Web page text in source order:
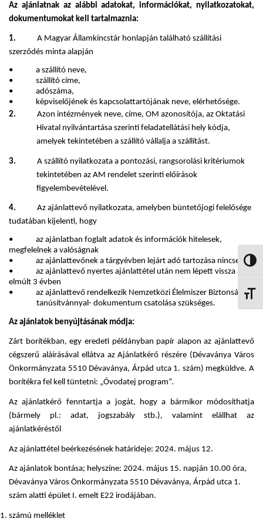
Az ajánlatnak az alábbi adatokat, információkat, nyilatkozatokat,
dokumentumokat kell tartalmaznia:
1. A Magyar Államkincstár honlapján található szállítási
szerződés minta alapján
• a szállító neve,
• szállító címe,
• adószáma,
• képviselőjének és kapcsolattartójának neve, elérhetősége.
2. Azon intézmények neve, címe, OM azonosítója, az Oktatási
Hivatal nyilvántartása szerinti feladatellátási hely kódja,
amelyek tekintetében a szállító vállalja a szállítást.
3. A szállító nyilatkozata a pontozási, rangsorolási kritériumok
tekintetében az AM rendelet szerinti előírások
figyelembevételével.
4. Az ajánlattevő nyilatkozata, amelyben büntetőjogi felelősége
tudatában kijelenti, hogy
• az ajánlatban foglalt adatok és információk hitelesek,
megfelelnek a valóságnak
• az ajánlattevőnek a tárgyévben lejárt adó tartozása nincsen
• az ajánlattevő nyertes ajánlattétel után nem lépett vissza az
elmúlt 3 évben
• az ajánlattevő rendelkezik Nemzetközi Élelmiszer Biztonsági
tanúsítvánnyal- dokumentum csatolása szükséges.
Az ajánlatok benyújtásának módja:
Zárt borítékban, egy eredeti példányban papír alapon az ajánlattevő
cégszerű aláírásával ellátva az Ajánlatkérő részére (Dévaványa Város
Önkormányzata 5510 Dévaványa, Árpád utca 1. szám) megküldve. A
borítékra fel kell tüntetni: „Óvodatej program”.
Az ajánlatkérő fenntartja a jogát, hogy a bármikor módosíthatja
(bármely pl.: adat, jogszabály stb.), valamint elállhat az
ajánlatkéréstől
Az ajánlattétel beérkezésének határideje: 2024. május 12.
Az ajánlatok bontása; helyszíne: 2024. május 15. napján 10.00 óra,
Dévaványa Város Önkormányzata 5510 Dévaványa, Árpád utca 1.
szám alatti épület I. emelt E22 irodájában.
számú melléklet